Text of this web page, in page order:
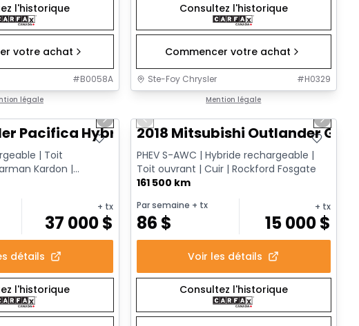
l'historique
votre achat
#B0058A
légale
Consultez l'historique
Commencer votre achat
Ste-Foy Chrysler #H0329
Mention légale
Next slide
Pacifica Hybrid Limited
| Toit
Kardon |
arrière Fire TV | ...
+ tx
37 000$
détails
l'historique
Très bonne offre
Previous slide Next
2018 Mitsubishi Outlander GT
PHEV S-AWC | Hybride rechargeable |
Toit ouvrant | Cuir | Rockford Fosgate
161 500 km
Par semaine + tx
86 $
+ tx
15 000$
Voir les détails
Consultez l'historique